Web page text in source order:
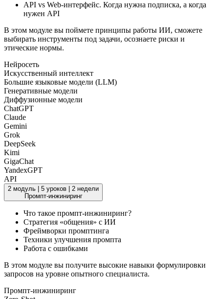
API vs Web-интерфейс. Когда нужна подписка, а когда
нужен API
В этом модуле вы поймете принципы работы ИИ, сможете
выбирать инструменты под задачи, осознаете риски и
этические нормы.
Нейросеть
Искусственный интеллект
Большие языковые модели (LLM)
Генеративные модели
Диффузионные модели
ChatGPT
Claude
Gemini
Grok
DeepSeek
Kimi
GigaChat
YandexGPT
API
2 модуль 5 уроков
2 недели
Промпт-инжиниринг
Что такое промпт-инжиниринг?
Стратегия «общения» с ИИ
Фреймворки промптинга
Техники улучшения промпта
Работа с ошибками
В этом модуле вы получите высокие навыки формулировки
запросов на уровне опытного специалиста.
Промпт-инжиниринг